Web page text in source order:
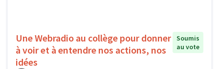
Une Webradio au collège pour donner
à voir et à entendre nos actions, nos
idées
Soumis
au vote